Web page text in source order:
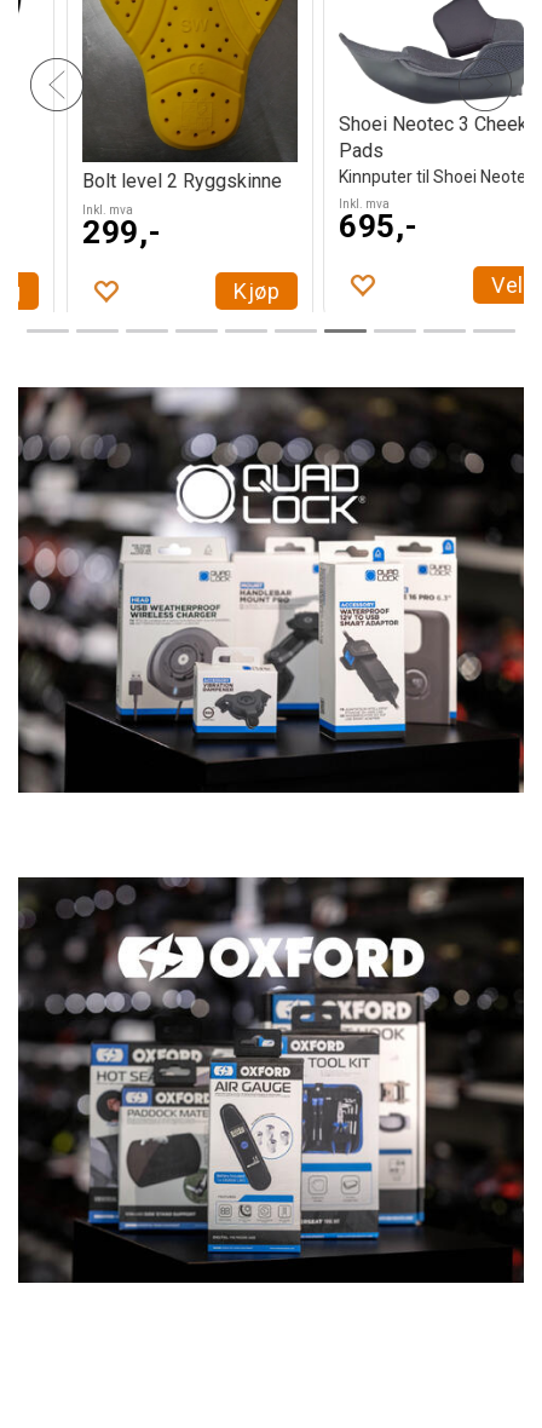
Shoei Neotec 3 Cheek
Kinnputer til Shoei Neotec 3
Inkl. mva
695,-
Velg
Shoei HORNET ADV06
Svart Matt
Adventuremodell
7 495,-